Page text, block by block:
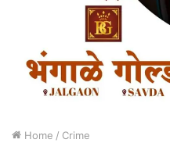
Home / Crime